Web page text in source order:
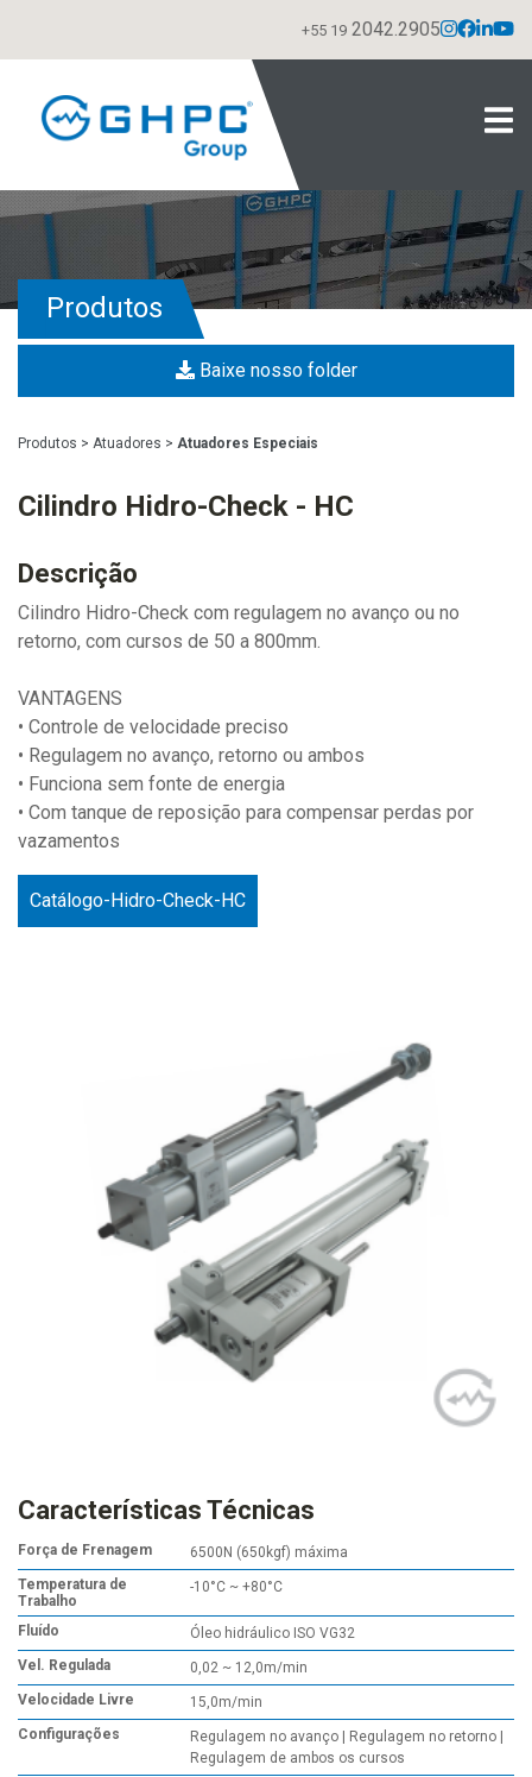
+55 19 2042.2905
Produtos
Baixe nosso folder
Produtos > Atuadores > Atuadores Especiais
Cilindro Hidro-Check - HC
Descrição
Cilindro Hidro-Check com regulagem no avanço ou no
retorno, com cursos de 50 a 800mm.
VANTAGENS
• Controle de velocidade preciso
• Regulagem no avanço, retorno ou ambos
• Funciona sem fonte de energia
• Com tanque de reposição para compensar perdas por
vazamentos
Catálogo-Hidro-Check-HC
Características Técnicas
Força de Frenagem
6500N (650kgf) máxima
Temperatura de
Trabalho
-10°C ~ +80°C
Fluído
Óleo hidráulico ISO VG32
Vel. Regulada
0,02 ~ 12,0m/min
Velocidade Livre
15,0m/min
Configurações
Regulagem no avanço | Regulagem no retorno |
Regulagem de ambos os cursos